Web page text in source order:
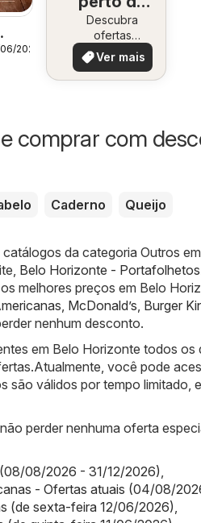
2026
você
Descubra
ofertas
especiais
Ver mais
comprar com
Caderno Queijo
da categoria Outros
Belo Horizonte -
melhores preços em Belo
McDonald’s Burger
nenhum desconto.
em Belo Horizonte todos os
você pode
são válidos por tempo limitado,
perder nenhuma oferta
08/2026 - 31/12/2026)
- Ofertas atuais (04/08/
(de sexta-feira 12/06/2026)